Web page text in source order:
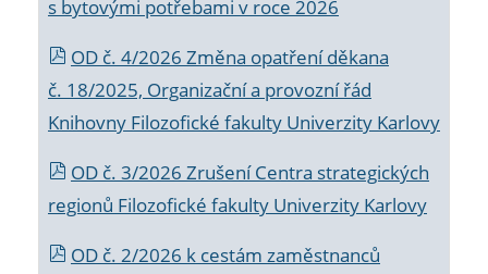
s bytovými potřebami v roce 2026
OD č. 4/2026 Změna opatření děkana
č. 18/2025, Organizační a provozní řád
Knihovny Filozofické fakulty Univerzity Karlovy
OD č. 3/2026 Zrušení Centra strategických
regionů Filozofické fakulty Univerzity Karlovy
OD č. 2/2026 k cestám zaměstnanců